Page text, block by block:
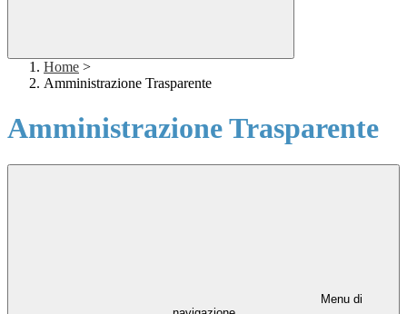
Home >
Amministrazione Trasparente
Amministrazione Trasparente
Menu di